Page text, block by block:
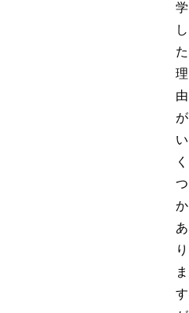
学
し
た
理
由
が
い
く
つ
か
あ
り
ま
す